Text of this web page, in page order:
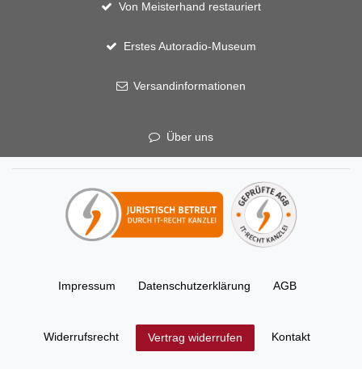
Von Meisterhand restauriert
Erstes Autoradio-Museum
Versandinformationen
Über uns
Impressum Daten­schutz­erklärung AGB
Widerrufs­recht Vertrag widerrufen Kontakt